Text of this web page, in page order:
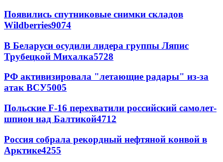
Появились спутниковые снимки складов
Wildberries9074
В Беларуси осудили лидера группы Ляпис
Трубецкой Михалка5728
РФ активизировала "летающие радары" из-за
атак ВСУ5005
Польские F-16 перехватили российский самолет-
шпион над Балтикой4712
Россия собрала рекордный нефтяной конвой в
Арктике4255